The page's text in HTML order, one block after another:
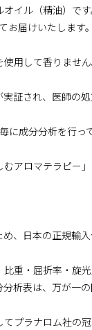
イル（精油）です
届けいたします。
用して香りません
証され、医師の
成分分析を行っ
アロマテラピー
、日本の正規輸
重・屈折率・旋
析表は、万が一
プラナロム社の